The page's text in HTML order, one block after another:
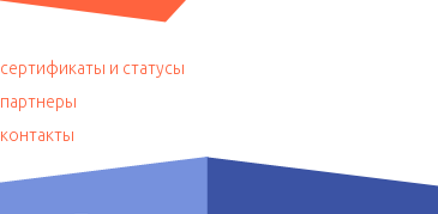
сертификаты и статусы
партнеры
контакты